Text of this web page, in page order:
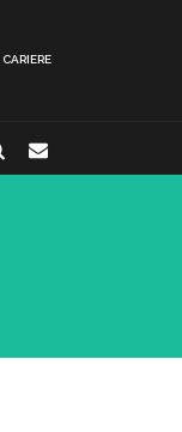
CARIERE